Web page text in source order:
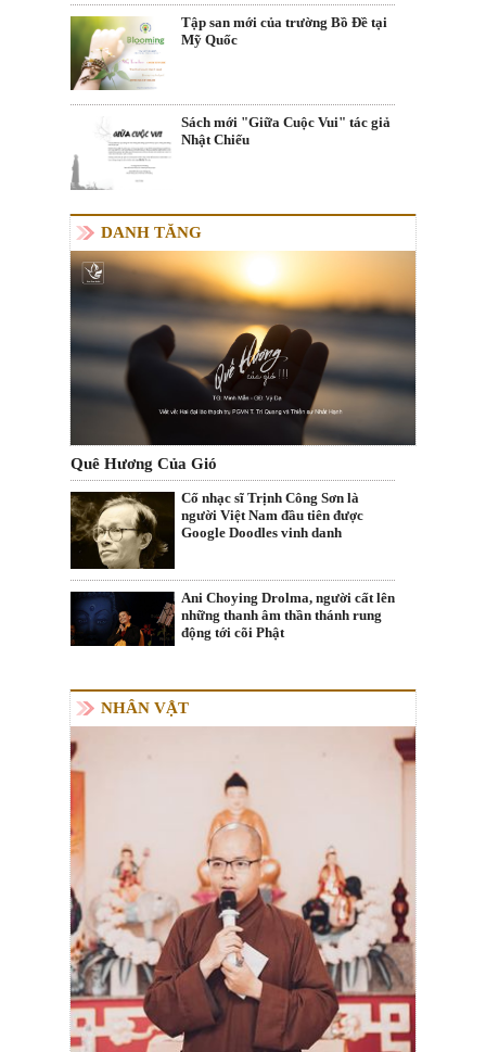
Tập san mới của trường Bồ Đề tại
Mỹ Quốc
Sách mới "Giữa Cuộc Vui" tác giả
Nhật Chiếu
DANH TĂNG
Quê Hương Của Gió
Cố nhạc sĩ Trịnh Công Sơn là
người Việt Nam đầu tiên được
Google Doodles vinh danh
Ani Choying Drolma, người cất lên
những thanh âm thần thánh rung
động tới cõi Phật
NHÂN VẬT